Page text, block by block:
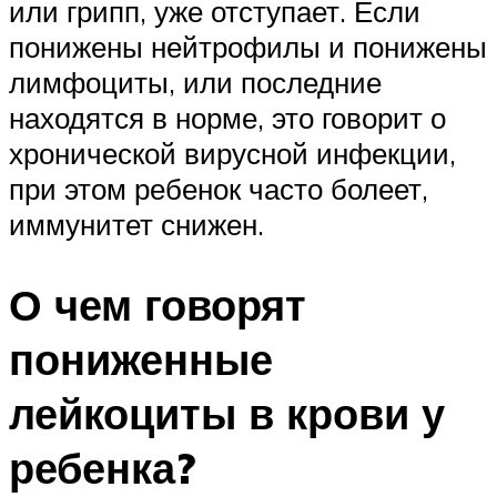
или грипп, уже отступает. Если
понижены нейтрофилы и понижены
лимфоциты, или последние
находятся в норме, это говорит о
хронической вирусной инфекции,
при этом ребенок часто болеет,
иммунитет снижен.
О чем говорят
пониженные
лейкоциты в крови у
ребенка?